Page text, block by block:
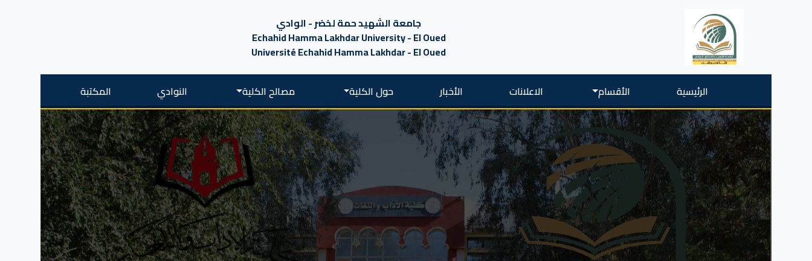
جامعة الشهيد حمة لخضر - الوادي
Echahid Hamma Lakhdar University - El Oued
Université Echahid Hamma Lakhdar - El Oued
الرئيسية الأقسام الاعلانات الأخبار حول الكلية مصالح الكلية النوادي المكتبة